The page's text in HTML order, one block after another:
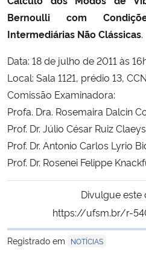
Ministério da Mulher, da Família e dos
Secretaria-Geral
Secretaria de Governo
Gabinete de Segurança Institucional
Advocacia-Geral da União
Banco Central do Brasil
Bernoulli com
Intermediárias Não Clássicas.
Data: 18 de julho de 2011 às
Local: Sala 1121, prédio 13,
Comissão Examinadora:
Profa. Dra. Rosemaira Dalcin
Prof. Dr. Júlio César Ruiz
Prof. Dr. Antonio Carlos Lyrio
Prof. Dr. Rosenei Felippe
Divulgue este
https://ufsm.br/r-
Registrado em
NOTÍCIAS